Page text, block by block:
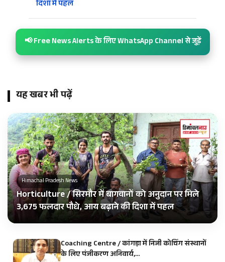
दिशा में पहल
📢 Free News Alerts के लिए WhatsApp Channel से जुड़ें
यह खबर भी पढ़ें
Himachal Pradesh News
Horticulture / सिरमौर में बागवानों को अनुदान पर मिले
3,675 फलदार पौधे, आय बढ़ाने की दिशा में पहल
Coaching Centre / कांगड़ा में निजी कोचिंग संस्थानों
के लिए पंजीकरण अनिवार्य,…